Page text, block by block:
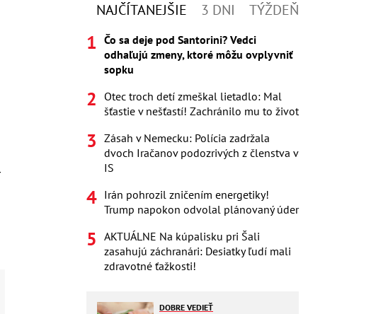
NAJČÍTANEJŠIE 3 DNI TÝŽDEŇ
Čo sa deje pod Santorini? Vedci
odhaľujú zmeny, ktoré môžu ovplyvniť
sopku
Otec troch detí zmeškal lietadlo: Mal
šťastie v nešťastí! Zachránilo mu to život
Zásah v Nemecku: Polícia zadržala
dvoch Iračanov podozrivých z členstva v
IS
Irán pohrozil zničením energetiky!
Trump napokon odvolal plánovaný úder
AKTUÁLNE Na kúpalisku pri Šali
zasahujú záchranári: Desiatky ľudí mali
zdravotné ťažkosti!
DOBRE VEDIEŤ